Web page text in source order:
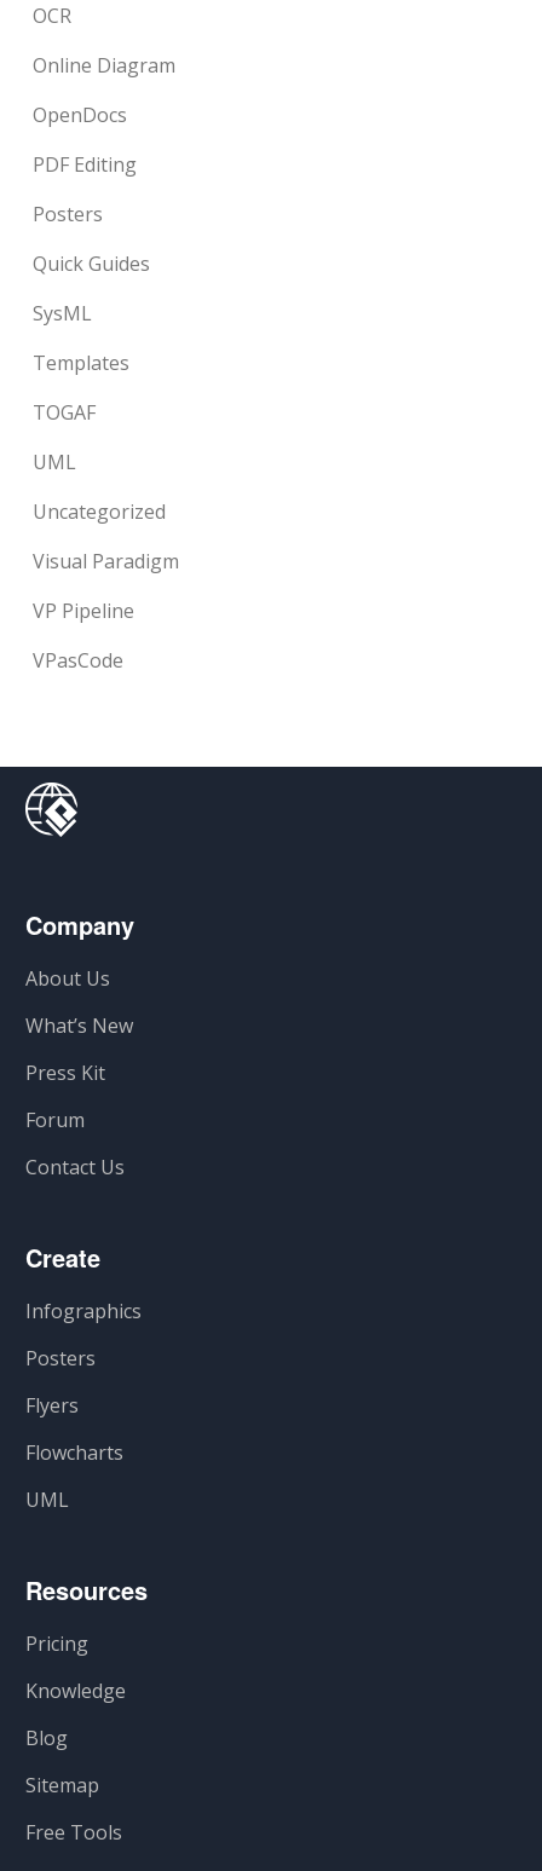
OCR
Online Diagram
OpenDocs
PDF Editing
Posters
Quick Guides
SysML
Templates
TOGAF
UML
Uncategorized
Visual Paradigm
VP Pipeline
VPasCode
Company
About Us
What’s New
Press Kit
Forum
Contact Us
Create
Infographics
Posters
Flyers
Flowcharts
UML
Resources
Pricing
Knowledge
Blog
Sitemap
Free Tools